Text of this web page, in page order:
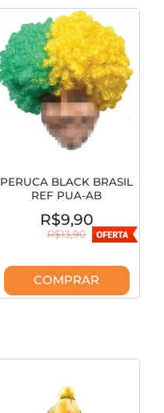
PERUCA BLACK BRASIL
REF PUA-AB
R$9,90
R$13,90
COMPRAR